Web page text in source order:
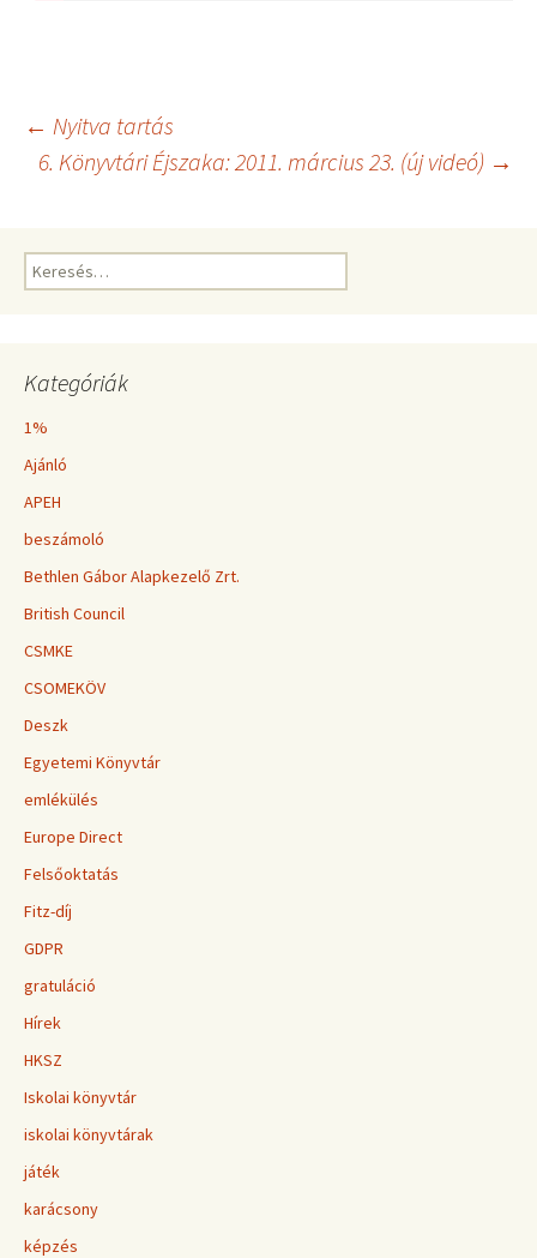
Bejegyzés
← Nyitva tartás
6. Könyvtári Éjszaka: 2011. március 23. (új videó) →
Keresés:
Kategóriák
1%
Ajánló
APEH
beszámoló
Bethlen Gábor Alapkezelő Zrt.
British Council
CSMKE
CSOMEKÖV
Deszk
Egyetemi Könyvtár
emlékülés
Europe Direct
Felsőoktatás
Fitz-díj
GDPR
gratuláció
Hírek
HKSZ
Iskolai könyvtár
iskolai könyvtárak
játék
karácsony
képzés